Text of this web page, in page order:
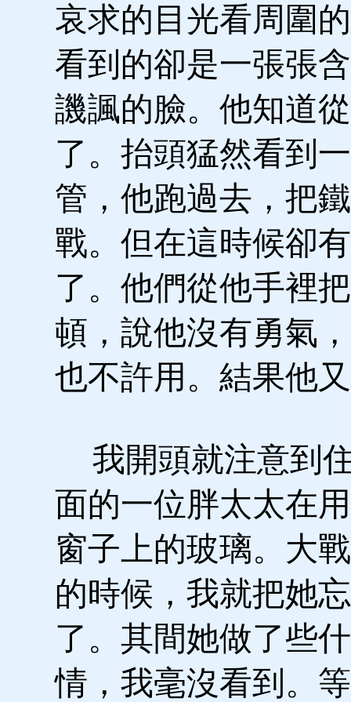
哀求的目光看周圍
看到的卻是一張張
譏諷的臉。他知道
了。抬頭猛然看到
管，他跑過去，把
戰。但在這時候卻
了。他們從他手裡
頓，說他沒有勇氣
也不許用。結果他
我開頭就注意到
面的一位胖太太在
窗子上的玻璃。大
的時候，我就把她
了。其間她做了些
情，我毫沒看到。